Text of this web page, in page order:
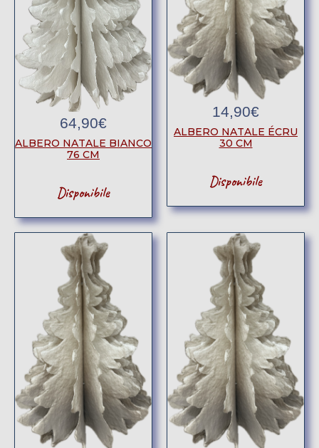
64,90€
ALBERO NATALE BIANCO
76 CM
Disponibile
14,90€
ALBERO NATALE ÉCRU
30 CM
Disponibile